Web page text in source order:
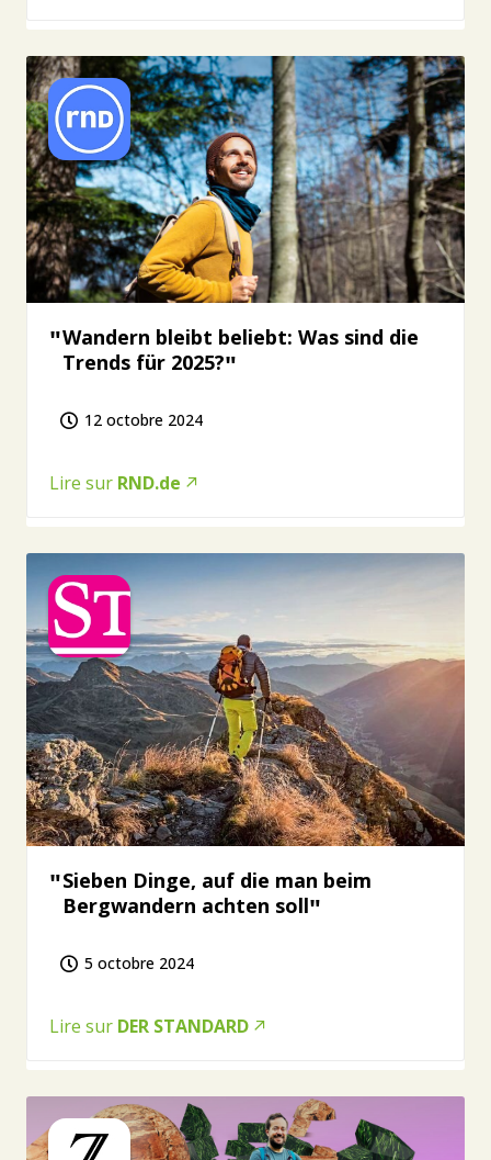
Wandern bleibt beliebt: Was sind die
Trends für 2025?
12 octobre 2024
Lire sur RND.de
Sieben Dinge, auf die man beim
Bergwandern achten soll
5 octobre 2024
Lire sur DER STANDARD